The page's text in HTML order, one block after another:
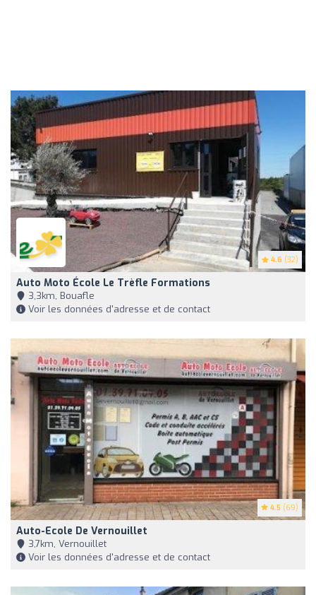
4.6 (32)
Auto Moto École Le Trèfle Formations
3,3km, Bouafle
Voir les données d'adresse et de contact
4.5 (69)
Auto-Ecole De Vernouillet
3,7km, Vernouillet
Voir les données d'adresse et de contact